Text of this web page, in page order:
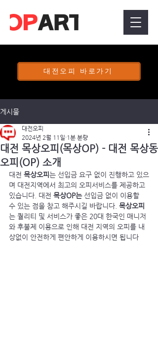
대전오피 바로가기
게시물
대전 목상오피(목상OP) - 대전 목상동
오피(OP) 소개
대전오피
2024년 2월 11일 1분 분량
대전 목상오피는 선입금 요구 없이 진행하고 있으
며 대전지역에서 최고의 오피서비스를 제공하고
있습니다. 대전 목상OP는 선입금 없이 이용할
수 있는 점을 참고 해주시길 바랍니다. 목상오피
는 퀄리티 및 서비스가 좋은 20대 한국인 매니저
와 후불제 이용으로 인해 대전 지역의 오피를 내
상없이 안전하게 편안하게 이용하시면 됩니다